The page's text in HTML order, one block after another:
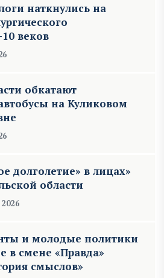
наткнулись на
веков
обкатают
на Куликовом
долголетие» в лицах»
области
и молодые политики
в смене «Правда»
смыслов»